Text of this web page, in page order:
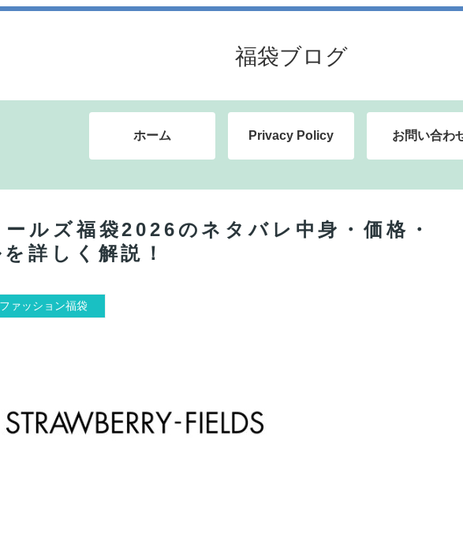
福袋ブログ
ホーム Privacy Policy お問い合わ
ルズ福袋2026のネタバレ中身・価格・
詳しく解説！
ァッション福袋